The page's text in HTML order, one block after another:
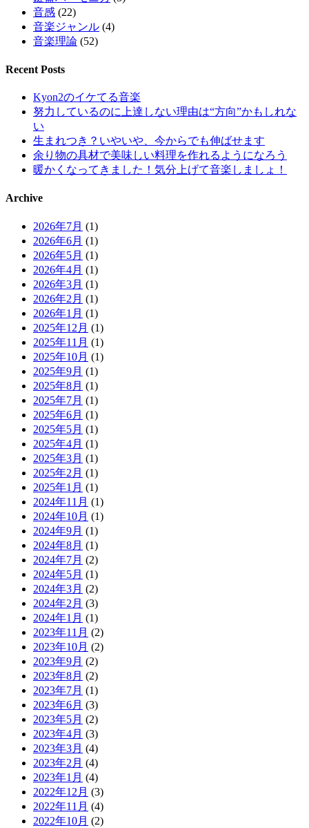
音感 (22)
音楽ジャンル (4)
音楽理論 (52)
Recent Posts
Kyon2のイケてる音楽
努力しているのに上達しない理由は“方向”かもしれな
い
生まれつき？いやいや、今からでも伸ばせます
余り物の具材で美味しい料理を作れるようになろう
暖かくなってきました！気分上げて音楽しましょ！
Archive
2026年7月 (1)
2026年6月 (1)
2026年5月 (1)
2026年4月 (1)
2026年3月 (1)
2026年2月 (1)
2026年1月 (1)
2025年12月 (1)
2025年11月 (1)
2025年10月 (1)
2025年9月 (1)
2025年8月 (1)
2025年7月 (1)
2025年6月 (1)
2025年5月 (1)
2025年4月 (1)
2025年3月 (1)
2025年2月 (1)
2025年1月 (1)
2024年11月 (1)
2024年10月 (1)
2024年9月 (1)
2024年8月 (1)
2024年7月 (2)
2024年5月 (1)
2024年3月 (2)
2024年2月 (3)
2024年1月 (1)
2023年11月 (2)
2023年10月 (2)
2023年9月 (2)
2023年8月 (2)
2023年7月 (1)
2023年6月 (3)
2023年5月 (2)
2023年4月 (3)
2023年3月 (4)
2023年2月 (4)
2023年1月 (4)
2022年12月 (3)
2022年11月 (4)
2022年10月 (2)